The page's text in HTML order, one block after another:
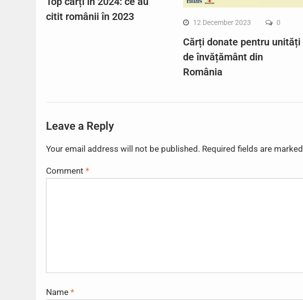
citit românii în 2023
12 December 2023 0
Cărți donate pentru unități
de învățământ din
România
Leave a Reply
Your email address will not be published. Required fields are marked
Comment *
Name *